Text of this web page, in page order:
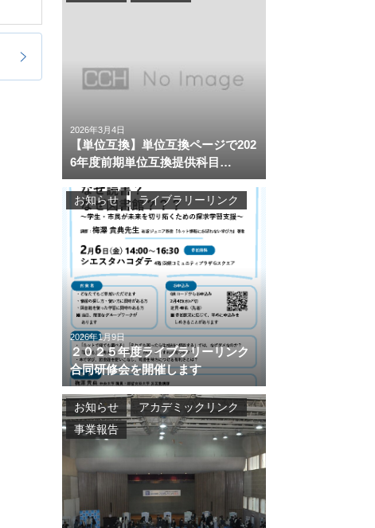
2026年3月4日
【単位互換】単位互換ページで202
6年度前期単位互換提供科目…
2026年1月9日
２０２５年度ライブラリーリンク
合同研修会を開催します
お知らせ ライブラリーリンク
お知らせ
アカデミックリンク
事業報告